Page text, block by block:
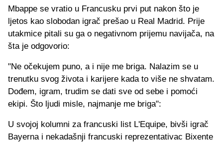
Mbappe se vratio u Francusku prvi put nakon što je
ljetos kao slobodan igrač prešao u Real Madrid. Prije
utakmice pitali su ga o negativnom prijemu navijača, na
šta je odgovorio:
"Ne očekujem puno, a i nije me briga. Nalazim se u
trenutku svog života i karijere kada to više ne shvatam.
Dođem, igram, trudim se dati sve od sebe i pomoći
ekipi. Što ljudi misle, najmanje me briga":
U svojoj kolumni za francuski list L'Equipe, bivši igrač
Bayerna i nekadašnji francuski reprezentativac Bixente